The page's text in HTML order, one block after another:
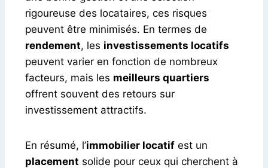
rigoureuse des locataires, ces risques
peuvent être minimisés. En termes de
rendement, les investissements locatifs
peuvent varier en fonction de nombreux
facteurs, mais les meilleurs quartiers
offrent souvent des retours sur
investissement attractifs.
En résumé, l’immobilier locatif est un
placement solide pour ceux qui cherchent à